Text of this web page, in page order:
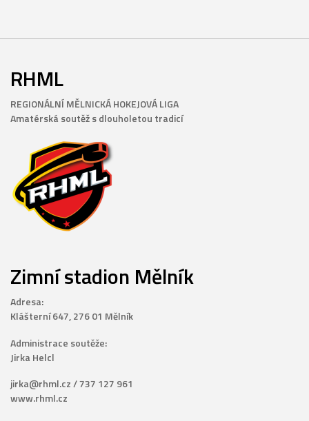
RHML
REGIONÁLNÍ MĚLNICKÁ HOKEJOVÁ LIGA
Amatérská soutěž s dlouholetou tradicí
Zimní stadion Mělník
Adresa:
Klášterní 647, 276 01 Mělník
Administrace soutěže:
Jirka Helcl
jirka@rhml.cz / 737 127 961
www.rhml.cz